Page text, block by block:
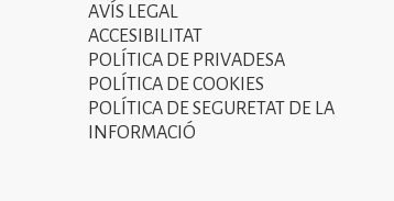
Tercer
menú
peu
AVÍS LEGAL
ACCESIBILITAT
POLÍTICA DE PRIVADESA
POLÍTICA DE COOKIES
POLÍTICA DE SEGURETAT DE LA
INFORMACIÓ